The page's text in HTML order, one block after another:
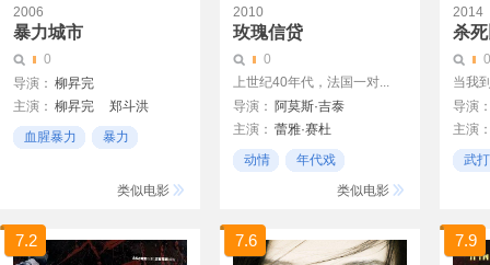
2006
暴力城市
0
导演： 柳昇完
主演： 柳昇完
郑斗洪
血腥暴力
暴力
类似电影
2010
玫瑰信贷
0
上世纪40年代，法国一对...
导演： 阿莫斯·吉泰
主演： 蕾雅·赛杜
瓦莱丽亚·布诺妮·泰特琪
皮埃尔·阿迪提
动情
年代戏
类似电影
2014
杀
0
当我
导演
主演
武打
7.2 7.6 7.9